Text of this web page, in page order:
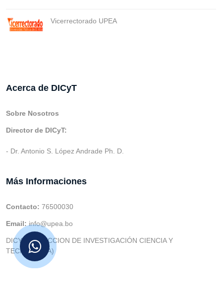
Vicerrectorado UPEA
Acerca de DICyT
Sobre Nosotros
Director de DICyT:
- Dr. Antonio S. López Andrade Ph. D.
Más Informaciones
Contacto: 76500030
Email: info@upea.bo
DICYT (DIRECCION DE INVESTIGACIÓN CIENCIA Y
TECNOLOGIA)